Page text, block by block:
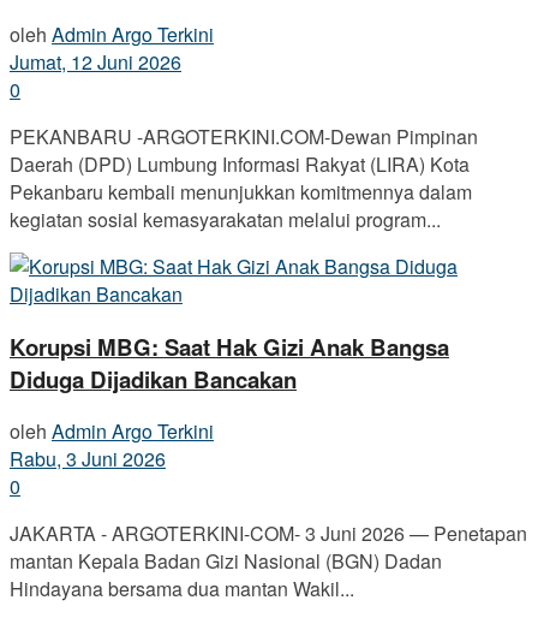
oleh Admin Argo Terkini
Jumat, 12 Juni 2026
0
PEKANBARU -ARGOTERKINI.COM-Dewan Pimpinan
Daerah (DPD) Lumbung Informasi Rakyat (LIRA) Kota
Pekanbaru kembali menunjukkan komitmennya dalam
kegiatan sosial kemasyarakatan melalui program...
Korupsi MBG: Saat Hak Gizi Anak Bangsa
Diduga Dijadikan Bancakan
oleh Admin Argo Terkini
Rabu, 3 Juni 2026
0
JAKARTA - ARGOTERKINI-COM- 3 Juni 2026 — Penetapan
mantan Kepala Badan Gizi Nasional (BGN) Dadan
Hindayana bersama dua mantan Wakil...